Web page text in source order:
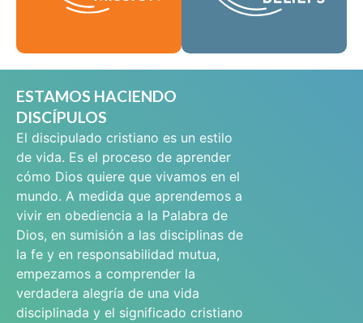
Misión
santidad bíblica por
ESTAMOS HACIENDO
DISCÍPULOS
El discipulado cristiano es un estilo
de vida. Es el proceso de aprender
cómo Dios quiere que vivamos en el
mundo. A medida que aprendemos a
vivir en obediencia a la Palabra de
Dios, en sumisión a las disciplinas de
la fe y en responsabilidad mutua,
empezamos a comprender la
verdadera alegría de una vida
disciplinada y el significado cristiano